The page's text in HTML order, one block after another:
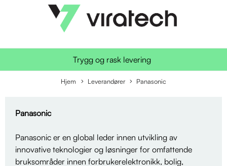
Trygg og rask levering
Hjem Leverandører Panasonic
Panasonic
Panasonic er en global leder innen utvikling av
innovative teknologier og løsninger for omfattende
bruksområder innen forbrukerelektronikk, bolig,